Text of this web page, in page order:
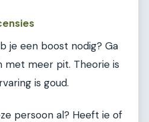
je een boost nodig? Ga
met meer pit. Theorie is
is goud.
persoon al? Heeft ie of